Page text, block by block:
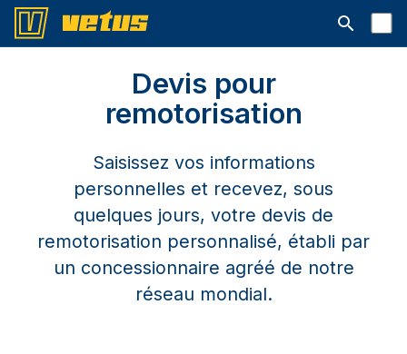
Ouvrir la
Devis pour
remotorisation
Saisissez vos informations
personnelles et recevez, sous
quelques jours, votre devis de
remotorisation personnalisé, établi par
un concessionnaire agréé de notre
réseau mondial.